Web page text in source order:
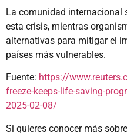
La comunidad internacional
esta crisis, mientras
alternativas para mitigar el
países más vulnerables.
Fuente: https://
freeze-keeps-life-saving-
2025-02-08/
Si quieres conocer más